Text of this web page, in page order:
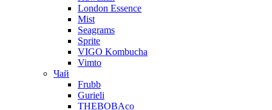
London Essence
Mist
Seagrams
Sprite
VIGO Kombucha
Vimto
Чай
Frubb
Gurieli
THEBOBAco